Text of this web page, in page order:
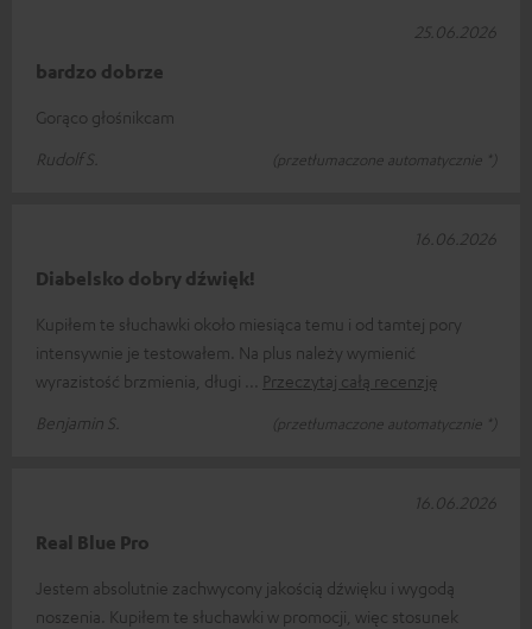
bardzo dobrze
Gorąco głośnikcam
Rudolf S.
(przetłumaczone automatycznie *)
25.06.2026
Diabelsko dobry dźwięk!
Kupiłem te słuchawki około miesiąca temu i od tamtej pory
intensywnie je testowałem. Na plus należy wymienić
wyrazistość brzmienia, długi
Przeczytaj całą recenzję
Benjamin S.
(przetłumaczone automatycznie *)
16.06.2026
Real Blue Pro
Jestem absolutnie zachwycony jakością dźwięku i wygodą
noszenia. Kupiłem te słuchawki w promocji, więc stosunek
16.06.2026